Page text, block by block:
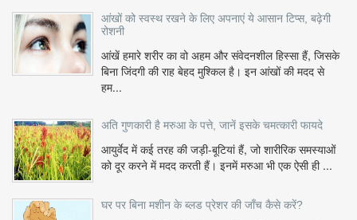
आंखों को स्वस्थ रखने के लिए अपनाएं ये आसान टिप्स, बढ़ेगी
रोशनी
आंखें हमारे शरीर का वो अहम और संवेदनशील हिस्सा हैं, जिसके
बिना जिंदगी की राह बेहद मुश्किल है। इन आंखों की मदद से
हम...
अति गुणकारी है मरुआ के पत्ते, जानें इसके चमत्कारी फायदे
आयुर्वेद में कई तरह की जड़ी-बूटियां हैं, जो शारीरिक समस्याओं
को दूर करने में मदद करती हैं। इनमें मरुआ भी एक ऐसी ही ...
घर पर बिना मशीन के ब्लड प्रेशर की जाँच कैसे करें?